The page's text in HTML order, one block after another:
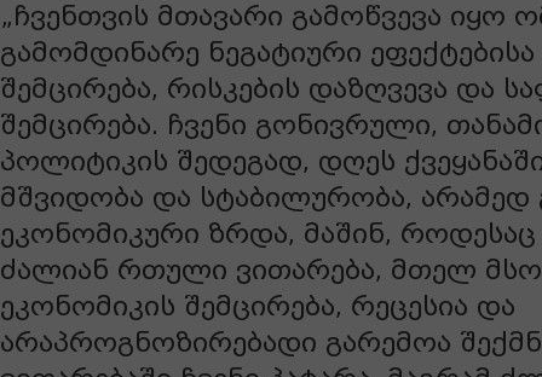
„ჩვენთვის მთავარი გამოწვევა იყო
გამომდინარე ნეგატიური
შემცირება, რისკების დაზღვევა და
შემცირება. ჩვენი გონივრული,
პოლიტიკის შედეგად, დღეს
მშვიდობა და სტაბილურობა, არამედ
ეკონომიკური ზრდა, მაშინ, როდესაც
ძალიან რთული ვითარება, მთელ
ეკონომიკის შემცირება, რეცესია და
არაპროგნოზირებადი გარემოა